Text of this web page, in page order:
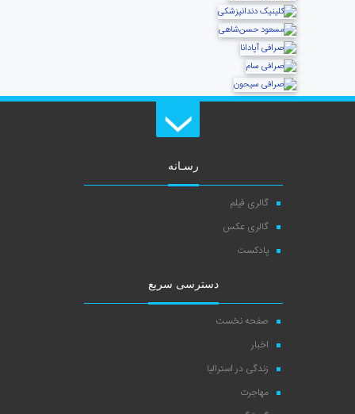
رسـانه
گالری فیلم
گالری عکس
پادکست
دسترسی سریع
صفحه نخست
اخبار
زندگی در استرالیا
مهاجرت